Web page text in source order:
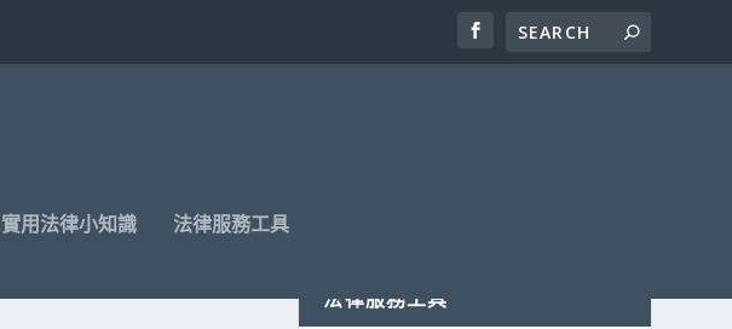
實用法律小知識 法律服務工具
法律服務工具